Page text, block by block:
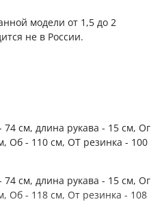
модели от 1,5 до 2
не в России.
см, длина рукава - 15 см, Ог
Об - 110 см, ОТ резинка - 100
см, длина рукава - 15 см, Ог
Об - 118 см, От резинка - 108